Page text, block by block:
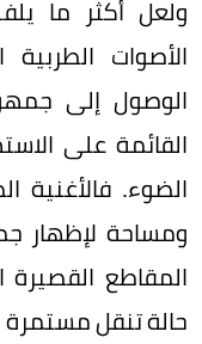
ولعل أكثر ما
الأصوات
الوصول إلى
القائمة على
الضوء. فالأغنية
ومساحة لإظهار
المقاطع
حالة تنقل مستمرة